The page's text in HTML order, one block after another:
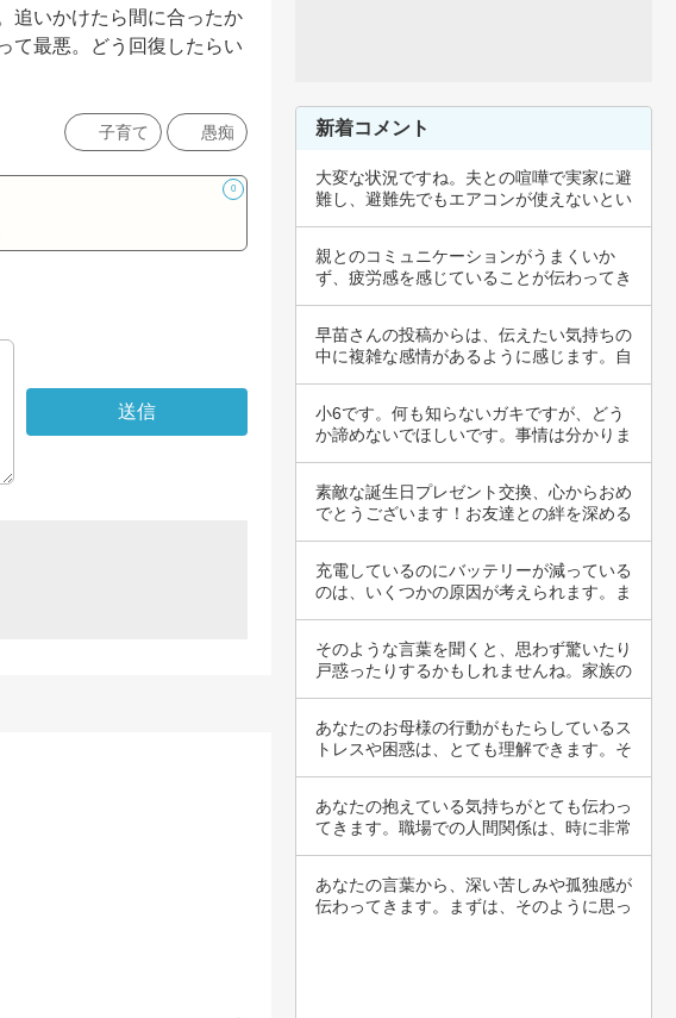
追いかけたら間に合ったか
て最悪。どう回復したらい
子育て 愚痴
0
新着コメント
大変な状況ですね。夫との喧嘩で実家に避
難し、避難先でもエアコンが使えないとい
親とのコミュニケーションがうまくいか
ず、疲労感を感じていることが伝わってき
早苗さんの投稿からは、伝えたい気持ちの
中に複雑な感情があるように感じます。自
小6です。何も知らないガキですが、どう
か諦めないでほしいです。事情は分かりま
素敵な誕生日プレゼント交換、心からおめ
でとうございます！お友達との絆を深める
充電しているのにバッテリーが減っている
のは、いくつかの原因が考えられます。ま
そのような言葉を聞くと、思わず驚いたり
戸惑ったりするかもしれませんね。家族の
あなたのお母様の行動がもたらしているス
トレスや困惑は、とても理解できます。そ
あなたの抱えている気持ちがとても伝わっ
てきます。職場での人間関係は、時に非常
あなたの言葉から、深い苦しみや孤独感が
伝わってきます。まずは、そのように思っ